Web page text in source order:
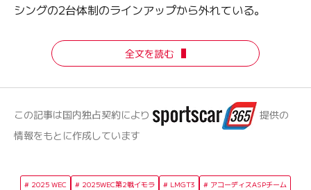
シングの2台体制のラインアップから外れている。
全文を読む
この記事は国内独占契約により
提供の
情報をもとに作成しています
2025 WEC 2025WEC第2戦イモラ LMGT3
アコーディスASPチーム